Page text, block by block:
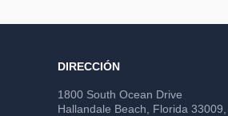
DIRECCIÓN
1800 South Ocean Drive
Hallandale Beach, Florida 33009,